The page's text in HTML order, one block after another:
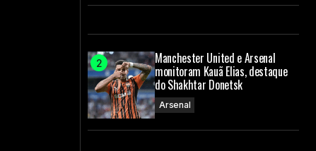
Manchester United e Arsenal
monitoram Kauã Elias, destaque
do Shakhtar Donetsk
Arsenal